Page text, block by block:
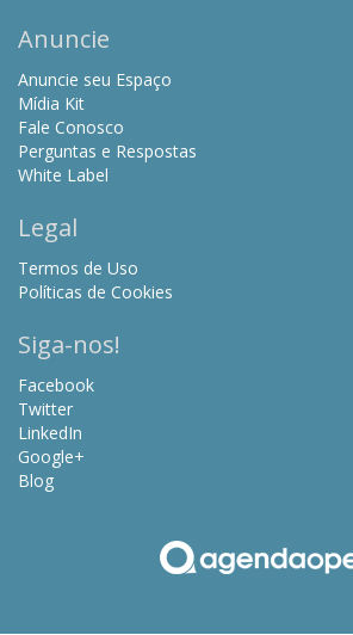
Anuncie
Anuncie seu Espaço
Mídia Kit
Fale Conosco
Perguntas e Respostas
White Label
Legal
Termos de Uso
Políticas de Cookies
Siga-nos!
Facebook
Twitter
LinkedIn
Google+
Blog